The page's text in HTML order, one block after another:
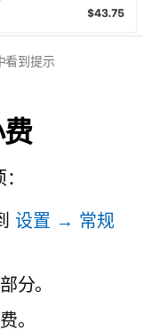
看到提示
设置 → 常规
分。
。